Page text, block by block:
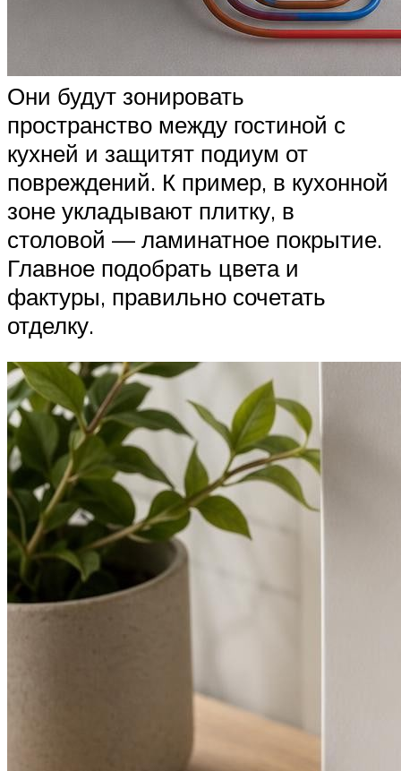
Они будут зонировать
пространство между гостиной с
кухней и защитят подиум от
повреждений. К пример, в кухонной
зоне укладывают плитку, в
столовой — ламинатное покрытие.
Главное подобрать цвета и
фактуры, правильно сочетать
отделку.